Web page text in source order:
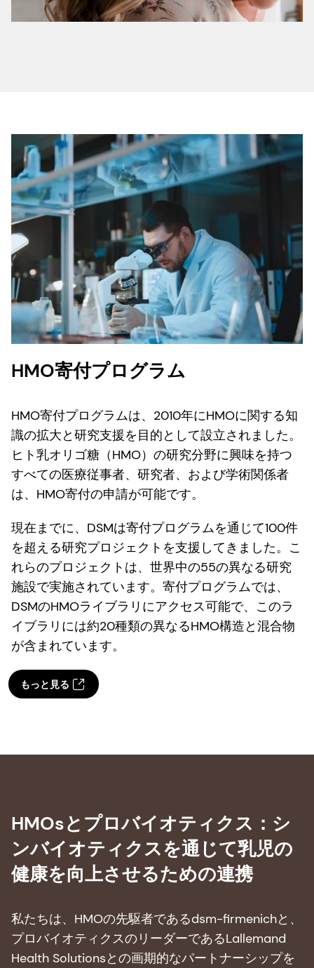
HMO寄付プログラム
HMO寄付プログラムは、2010年にHMOに関する知
識の拡大と研究支援を目的として設立されました。
ヒト乳オリゴ糖（HMO）の研究分野に興味を持つ
すべての医療従事者、研究者、および学術関係者
は、HMO寄付の申請が可能です。
現在までに、DSMは寄付プログラムを通じて100件
を超える研究プロジェクトを支援してきました。こ
れらのプロジェクトは、世界中の55の異なる研究
施設で実施されています。寄付プログラムでは、
DSMのHMOライブラリにアクセス可能で、このラ
イブラリには約20種類の異なるHMO構造と混合物
が含まれています。
もっと見る
HMOsとプロバイオティクス：シ
ンバイオティクスを通じて乳児の
健康を向上させるための連携
私たちは、HMOの先駆者であるdsm-firmenichと、
プロバイオティクスのリーダーであるLallemand
Health Solutionsとの画期的なパートナーシップを